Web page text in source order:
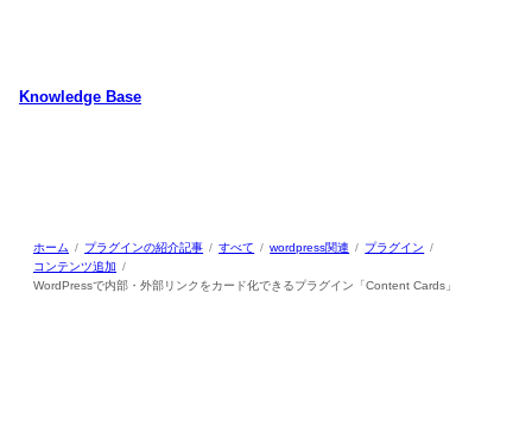
スKnowledge Base
ホーム プラグインの紹介記事 すべて wordpress関連
プラグイン
コンテンツ追加
WordPressで内部・外部リンクをカード化できるプラグイン「Content Cards」